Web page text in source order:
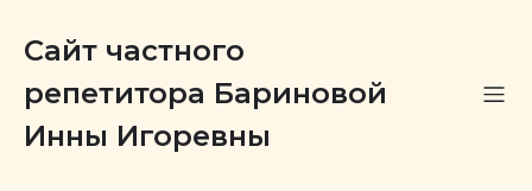
Сайт частного
репетитора Бариновой
Инны Игоревны